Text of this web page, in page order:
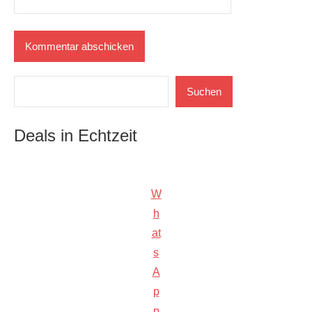
Suchen
Deals in Echtzeit
W
h
at
s
A
p